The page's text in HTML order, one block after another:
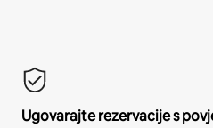
Ugovarajte rezervacije s